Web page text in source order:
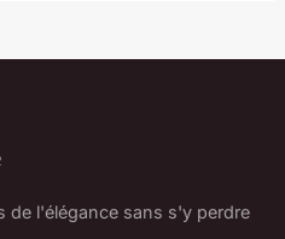
de l'élégance sans s'y perdre